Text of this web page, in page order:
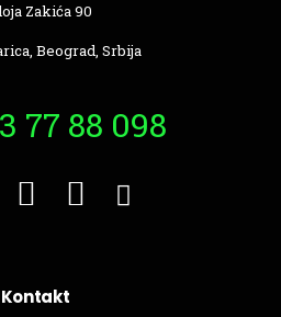
Zakića 90
Beograd, Srbija
77 88 098
Kontakt